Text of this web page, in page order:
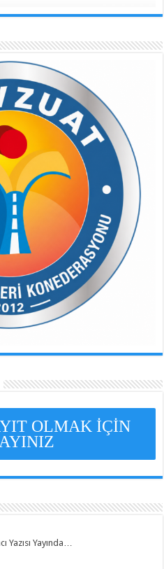
OLMAK İÇİN
Yayında…